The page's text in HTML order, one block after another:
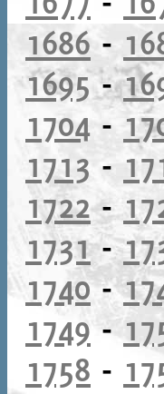
1686 -
1695-
1704 -
1713 -
1722-
1731-
1740-
1749-
1758 -